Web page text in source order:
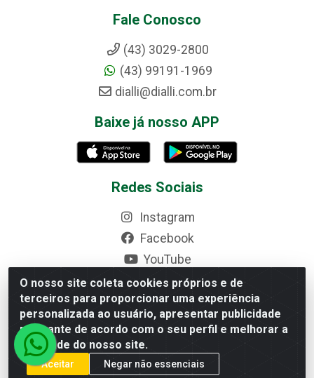
O nosso site coleta cookies próprios e de
terceiros para proporcionar uma experiência
personalizada ao usuário, apresentar publicidade
relevante de acordo com o seu perfil e melhorar a
qualidade do nosso site.
Aceitar Negar não essenciais
Fale Conosco
(43) 3029-2800
(43) 99191-1969
dialli@dialli.com.br
Baixe já nosso APP
Redes Sociais
Instagram
Facebook
YouTube
Linkedin
Formas de Pagamento